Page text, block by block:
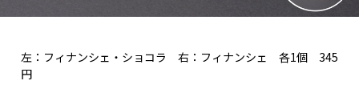
左：フィナンシェ・ショコラ 右：フィナンシェ 各1個 345
円